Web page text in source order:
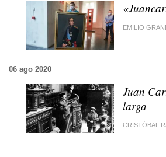
EMILIO
06 ago 2020
Juan
larga
CRISTÓBAL